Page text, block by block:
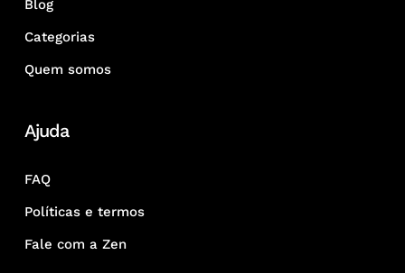
Blog
Categorias
Quem somos
Ajuda
FAQ
Políticas e termos
Fale com a Zen